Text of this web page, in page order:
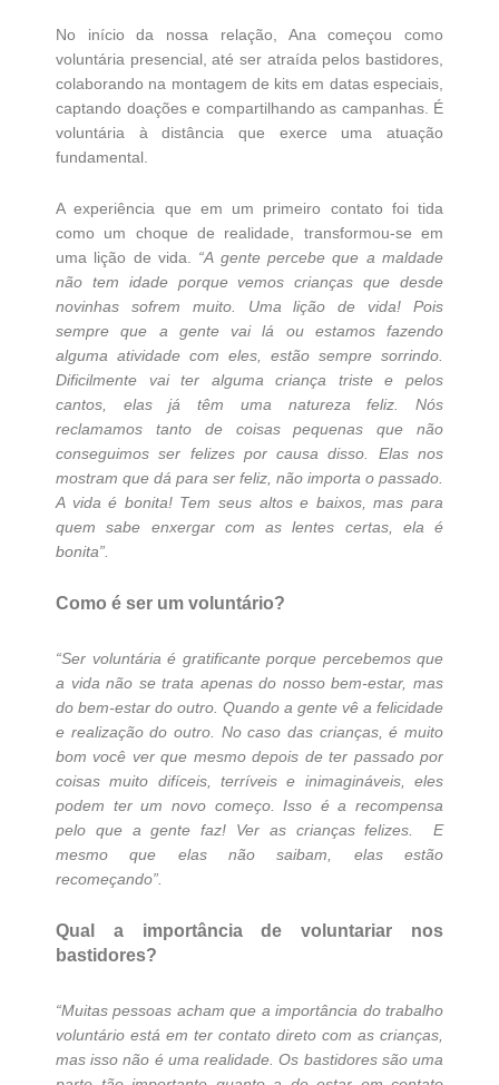
No início da nossa relação, Ana começou como
voluntária presencial, até ser atraída pelos bastidores,
colaborando na montagem de kits em datas especiais,
captando doações e compartilhando as campanhas. É
voluntária à distância que exerce uma atuação
fundamental.
A experiência que em um primeiro contato foi tida
como um choque de realidade, transformou-se em
uma lição de vida. “A gente percebe que a maldade
não tem idade porque vemos crianças que desde
novinhas sofrem muito. Uma lição de vida! Pois
sempre que a gente vai lá ou estamos fazendo
alguma atividade com eles, estão sempre sorrindo.
Dificilmente vai ter alguma criança triste e pelos
cantos, elas já têm uma natureza feliz. Nós
reclamamos tanto de coisas pequenas que não
conseguimos ser felizes por causa disso. Elas nos
mostram que dá para ser feliz, não importa o passado.
A vida é bonita! Tem seus altos e baixos, mas para
quem sabe enxergar com as lentes certas, ela é
bonita”.
Como é ser um voluntário?
“Ser voluntária é gratificante porque percebemos que
a vida não se trata apenas do nosso bem-estar, mas
do bem-estar do outro. Quando a gente vê a felicidade
e realização do outro. No caso das crianças, é muito
bom você ver que mesmo depois de ter passado por
coisas muito difíceis, terríveis e inimagináveis, eles
podem ter um novo começo. Isso é a recompensa
pelo que a gente faz! Ver as crianças felizes. E
mesmo que elas não saibam, elas estão
recomeçando”.
Qual a importância de voluntariar nos
bastidores?
“Muitas pessoas acham que a importância do trabalho
voluntário está em ter contato direto com as crianças,
mas isso não é uma realidade. Os bastidores são uma